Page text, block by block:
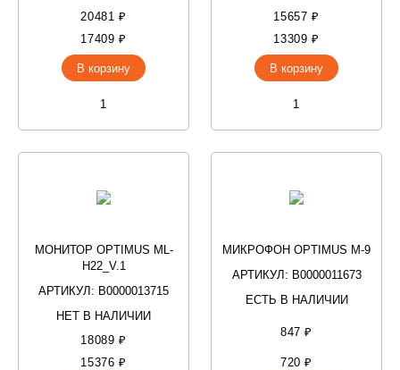
20481 ₽
17409 ₽
В корзину
15657 ₽
13309 ₽
В корзину
МОНИТОР OPTIMUS ML-
H22_V.1
АРТИКУЛ: В0000013715
НЕТ В НАЛИЧИИ
18089 ₽
15376 ₽
МИКРОФОН OPTIMUS M-9
АРТИКУЛ: В0000011673
ЕСТЬ В НАЛИЧИИ
847 ₽
720 ₽